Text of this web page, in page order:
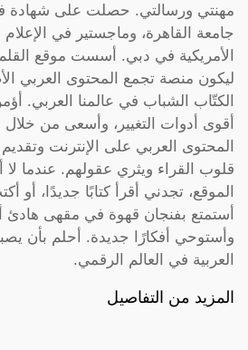
مهنتي ورسالتي. حصلت على شهادة
جامعة القاهرة، وماجستير في
الأمريكية في دبي. أسست موقع
ليكون منصة تجمع المحتوى العربي
الكتّاب الشباب في عالمنا العربي.
أقوى أدوات التغيير، وأسعى من
المحتوى العربي على الإنترنت
قلوب القراء ويثري عقولهم. عندما لا
الموقع، تجدني أقرأ كتابًا جديدًا، أو
أستمتع بفنجان قهوة في مقهى هادئ
وأستوحي أفكارًا جديدة. أحلم بأن
العربية في العالم الرقمي.
المزيد من التفاصيل